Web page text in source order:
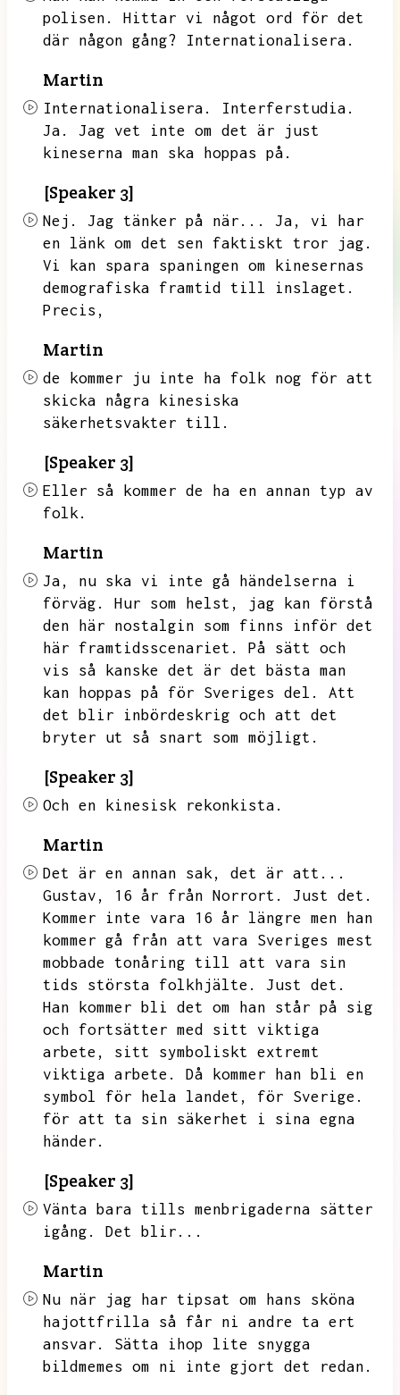
polisen.
Hittar vi något ord för det
där någon gång?
Internationalisera.
Martin
Internationalisera.
Interferstudia.
Ja.
Jag vet inte om det är just
kineserna man ska hoppas på.
[Speaker 3]
Nej. Jag tänker på när... Ja,
vi har
en länk om det sen faktiskt tror jag.
Vi kan spara spaningen om kinesernas
demografiska framtid till inslaget.
Precis,
Martin
de kommer ju inte ha folk nog för att
skicka några kinesiska
säkerhetsvakter till.
[Speaker 3]
Eller så kommer de ha en annan typ av
folk.
Martin
Ja,
nu ska vi inte gå händelserna i
förväg.
Hur som helst,
jag kan förstå
den här nostalgin som finns inför det
här framtidsscenariet.
På sätt och
vis så kanske det är det bästa man
kan hoppas på för Sveriges del.
Att
det blir inbördeskrig och att det
bryter ut så snart som möjligt.
[Speaker 3]
Och en kinesisk rekonkista.
Martin
Det är en annan sak,
det är att...
Gustav,
16 år från Norrort.
Just det.
Kommer inte vara 16 år längre men han
kommer gå från att vara Sveriges mest
mobbade tonåring till att vara sin
tids största folkhjälte.
Just det.
Han kommer bli det om han står på sig
och fortsätter med sitt viktiga
arbete,
sitt symboliskt extremt
viktiga arbete.
Då kommer han bli en
symbol för hela landet,
för Sverige.
för att ta sin säkerhet i sina egna
händer.
[Speaker 3]
Vänta bara tills menbrigaderna sätter
igång.
Det blir...
Martin
Nu när jag har tipsat om hans sköna
hajottfrilla så får ni andre ta ert
ansvar.
Sätta ihop lite snygga
bildmemes om ni inte gjort det redan.